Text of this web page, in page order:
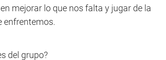
mejorar lo que nos falta y jugar de la
enfrentemos.
del grupo?